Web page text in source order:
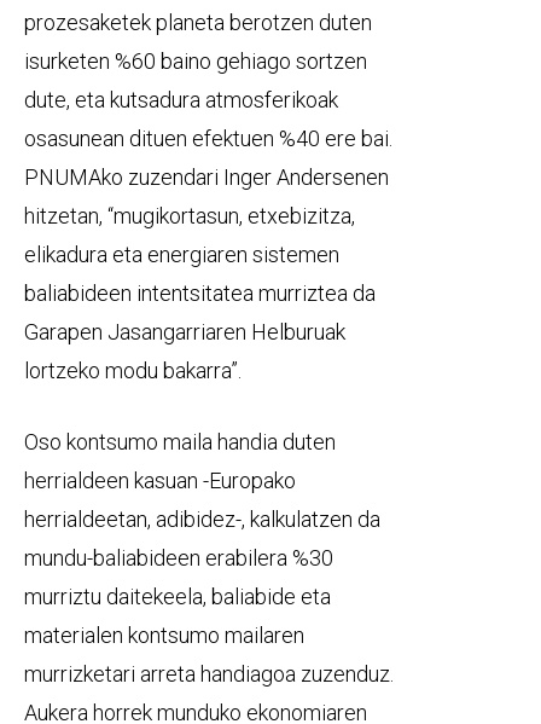
prozesaketek planeta berotzen duten
isurketen %60 baino gehiago sortzen
dute, eta kutsadura atmosferikoak
osasunean dituen efektuen %40 ere bai.
PNUMAko zuzendari Inger Andersenen
hitzetan, “mugikortasun, etxebizitza,
elikadura eta energiaren sistemen
baliabideen intentsitatea murriztea da
Garapen Jasangarriaren Helburuak
lortzeko modu bakarra”.
Oso kontsumo maila handia duten
herrialdeen kasuan -Europako
herrialdeetan, adibidez-, kalkulatzen da
mundu-baliabideen erabilera %30
murriztu daitekeela, baliabide eta
materialen kontsumo mailaren
murrizketari arreta handiagoa zuzenduz.
Aukera horrek munduko ekonomiaren